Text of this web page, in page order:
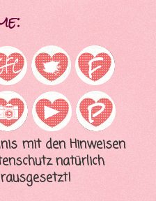
mit den Hinweisen
natürlich